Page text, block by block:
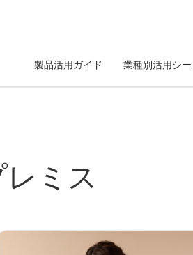
製品活用ガイド 業種別活用シ
ミス